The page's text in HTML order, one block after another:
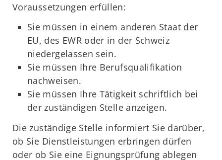
Voraussetzungen erfüllen:
Sie müssen in einem anderen Staat der
EU, des EWR oder in der Schweiz
niedergelassen sein.
Sie müssen Ihre Berufsqualifikation
nachweisen.
Sie müssen Ihre Tätigkeit schriftlich bei
der zuständigen Stelle anzeigen.
Die zuständige Stelle informiert Sie darüber,
ob Sie Dienstleistungen erbringen dürfen
oder ob Sie eine Eignungsprüfung ablegen